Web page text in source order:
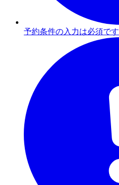
予約条件の入力は必須です